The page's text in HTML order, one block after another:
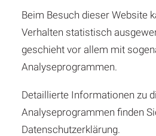
Beim Besuch dieser Website
Verhalten statistisch
geschieht vor allem mit
Analyseprogrammen.
Detaillierte Informationen zu
Analyseprogrammen finden
Datenschutzerklärung.